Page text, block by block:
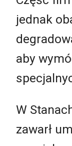
jednak
aby
W
zawarł